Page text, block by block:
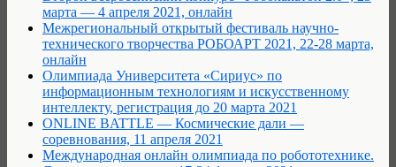
марта — 4 апреля 2021, онлайн
Межрегиональный открытый фестиваль научно-
технического творчества РОБОАРТ 2021, 22-28 марта,
онлайн
Олимпиада Университета «Сириус» по
информационным технологиям и искусственному
интеллекту, регистрация до 20 марта 2021
ONLINE BATTLE — Космические дали —
соревнования, 11 апреля 2021
Международная онлайн олимпиада по робототехнике.